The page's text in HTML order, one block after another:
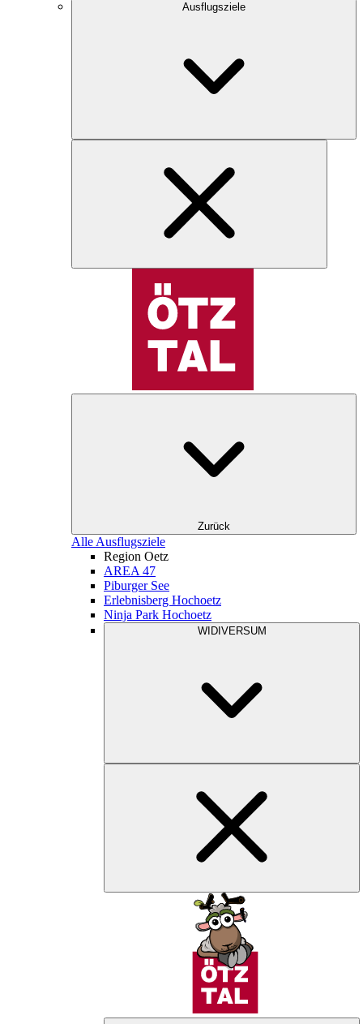
Ausflugsziele
Zurück
Alle Ausflugsziele
Region Oetz
AREA 47
Piburger See
Erlebnisberg Hochoetz
Ninja Park Hochoetz
WIDIVERSUM